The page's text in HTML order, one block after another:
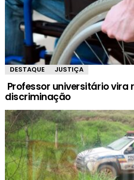
DESTAQUE JUSTIÇA
Professor universitário vira
discriminação